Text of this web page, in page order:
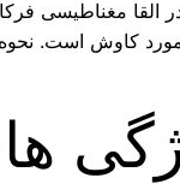
القا مغناطیسی
مورد کاوش است.